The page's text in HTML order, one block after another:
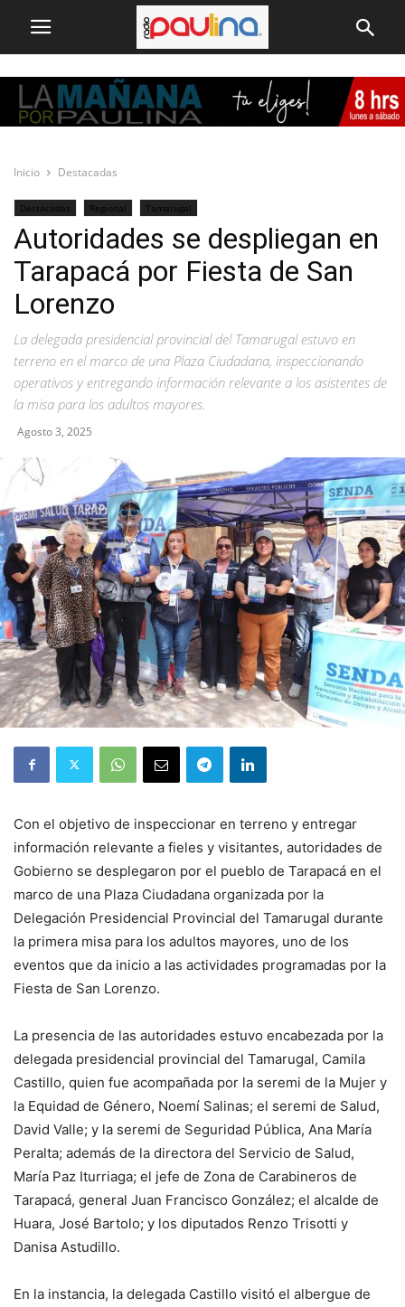
Inicio Destacadas
Destacadas Regional Tamarugal
Autoridades se despliegan en
Tarapacá por Fiesta de San
Lorenzo
La delegada presidencial provincial del Tamarugal estuvo en
terreno en el marco de una Plaza Ciudadana, inspeccionando
operativos y entregando información relevante a los asistentes de
la misa para los adultos mayores.
Agosto 3, 2025
Con el objetivo de inspeccionar en terreno y entregar
información relevante a fieles y visitantes, autoridades de
Gobierno se desplegaron por el pueblo de Tarapacá en el
marco de una Plaza Ciudadana organizada por la
Delegación Presidencial Provincial del Tamarugal durante
la primera misa para los adultos mayores, uno de los
eventos que da inicio a las actividades programadas por la
Fiesta de San Lorenzo.
La presencia de las autoridades estuvo encabezada por la
delegada presidencial provincial del Tamarugal, Camila
Castillo, quien fue acompañada por la seremi de la Mujer y
la Equidad de Género, Noemí Salinas; el seremi de Salud,
David Valle; y la seremi de Seguridad Pública, Ana María
Peralta; además de la directora del Servicio de Salud,
María Paz Iturriaga; el jefe de Zona de Carabineros de
Tarapacá, general Juan Francisco González; el alcalde de
Huara, José Bartolo; y los diputados Renzo Trisotti y
Danisa Astudillo.
En la instancia, la delegada Castillo visitó el albergue de